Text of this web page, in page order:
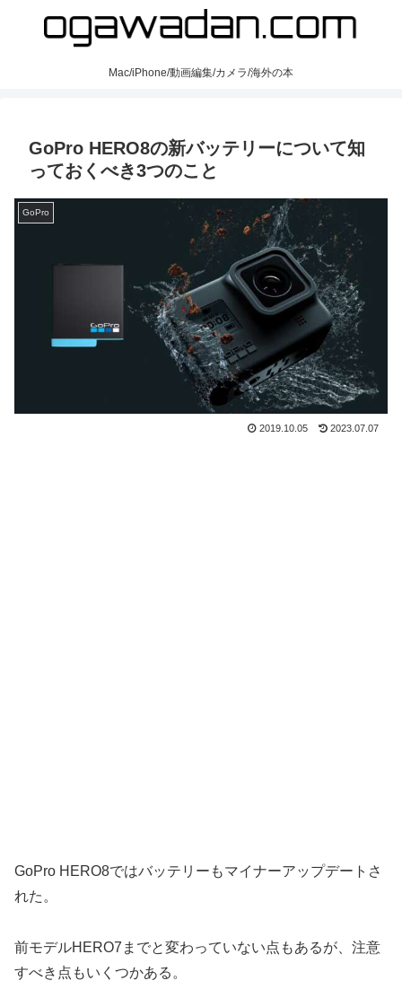
Mac/iPhone/動画編集/カメラ/海外の本
GoPro HERO8の新バッテリーについて知
っておくべき3つのこと
GoPro
2019.10.05 2023.07.07
GoPro HERO8ではバッテリーもマイナーアップデートさ
れた。
前モデルHERO7までと変わっていない点もあるが、注意
すべき点もいくつかある。